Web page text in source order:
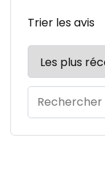
Trier les avis